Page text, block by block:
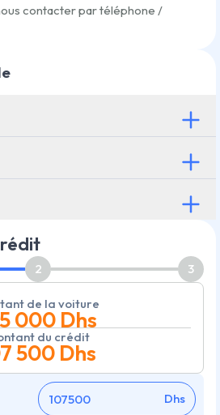
contacter par téléphone /
2 3
de la voiture
000Dhs
du crédit
500 Dhs
Dhs